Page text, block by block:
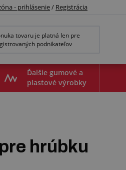
- prihlásenie/ Registrácia
tovaru je platná len pre
podnikateľov
Ďalšie gumové a
plastové výrobky
hrúbku